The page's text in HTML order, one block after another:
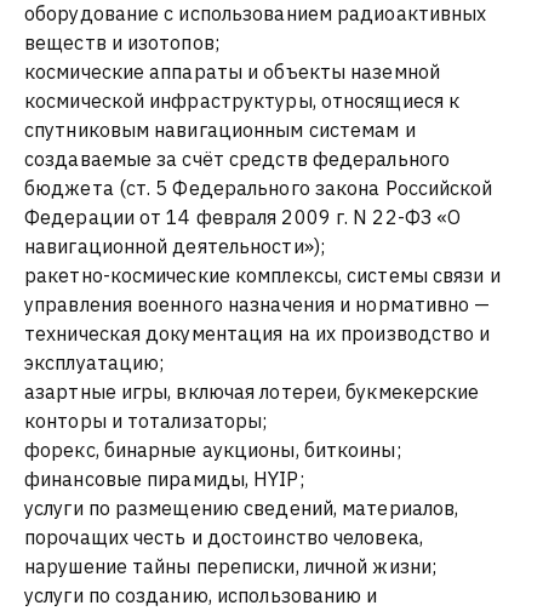
оборудование с использованием радиоактивных
веществ и изотопов;
космические аппараты и объекты наземной
космической инфраструктуры, относящиеся к
спутниковым навигационным системам и
создаваемые за счёт средств федерального
бюджета (ст. 5 Федерального закона Российской
Федерации от 14 февраля 2009 г. N 22-ФЗ «О
навигационной деятельности»);
ракетно-космические комплексы, системы связи и
управления военного назначения и нормативно —
техническая документация на их производство и
эксплуатацию;
азартные игры, включая лотереи, букмекерские
конторы и тотализаторы;
форекс, бинарные аукционы, биткоины;
финансовые пирамиды, HYIP;
услуги по размещению сведений, материалов,
порочащих честь и достоинство человека,
нарушение тайны переписки, личной жизни;
услуги по созданию, использованию и